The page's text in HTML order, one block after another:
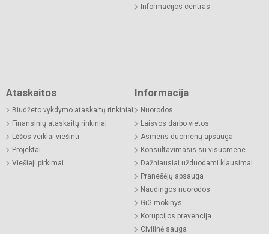
Informacijos centras
Ataskaitos
Biudžeto vykdymo ataskaitų rinkiniai
Finansinių ataskaitų rinkiniai
Lėšos veiklai viešinti
Projektai
Viešieji pirkimai
Informacija
Nuorodos
Laisvos darbo vietos
Asmens duomenų apsauga
Konsultavimasis su visuomene
Dažniausiai užduodami klausimai
Pranešėjų apsauga
Naudingos nuorodos
GiG mokinys
Korupcijos prevencija
Civilinė sauga